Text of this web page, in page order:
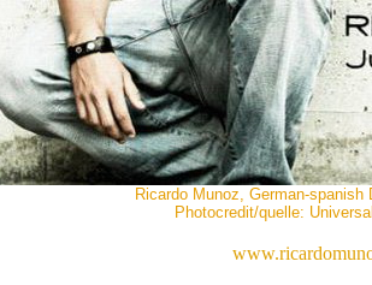
Ricardo Munoz, German-spanish
Photocredit/quelle: